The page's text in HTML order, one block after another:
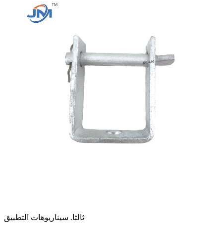
ثالثا. سيناريوهات التطبيق